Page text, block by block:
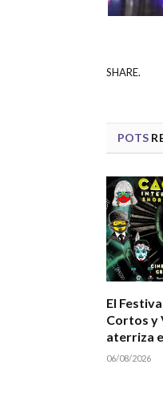
SHARE.
POTS
El
Cortos y
aterriza
06/08/2026